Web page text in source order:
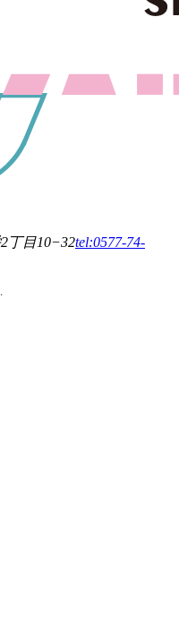
丁目10−32tel:0577-74-